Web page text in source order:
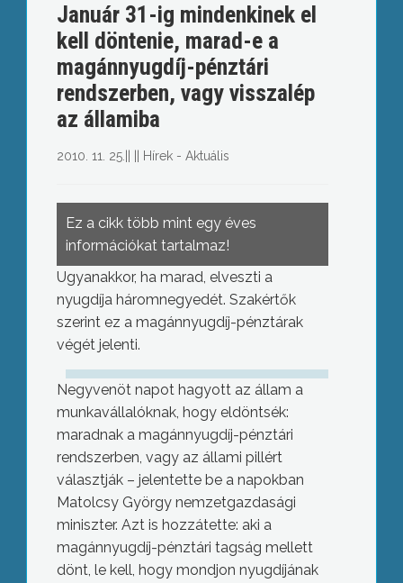
Január 31-ig mindenkinek el
kell döntenie, marad-e a
magánnyugdíj-pénztári
rendszerben, vagy visszalép
az államiba
2010. 11. 25. Hírek - Aktuális
Ez a cikk több mint egy éves
információkat tartalmaz!
Ugyanakkor, ha marad, elveszti a
nyugdíja háromnegyedét. Szakértők
szerint ez a magánnyugdíj-pénztárak
végét jelenti.
Negyvenöt napot hagyott az állam a
munkavállalóknak, hogy eldöntsék:
maradnak a magánnyugdíj-pénztári
rendszerben, vagy az állami pillért
választják – jelentette be a napokban
Matolcsy György nemzetgazdasági
miniszter. Azt is hozzátette: aki a
magánnyugdíj-pénztári tagság mellett
dönt, le kell, hogy mondjon nyugdíjának